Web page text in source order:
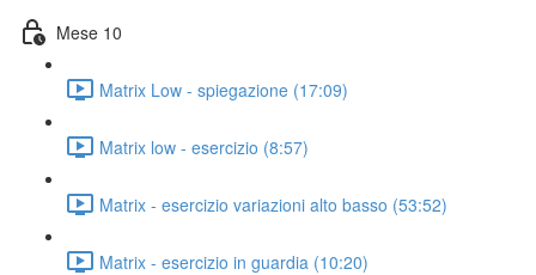
Mese 10
Matrix Low - spiegazione (17:09)
Matrix low - esercizio (8:57)
Matrix - esercizio variazioni alto basso (53:52)
Matrix - esercizio in guardia (10:20)